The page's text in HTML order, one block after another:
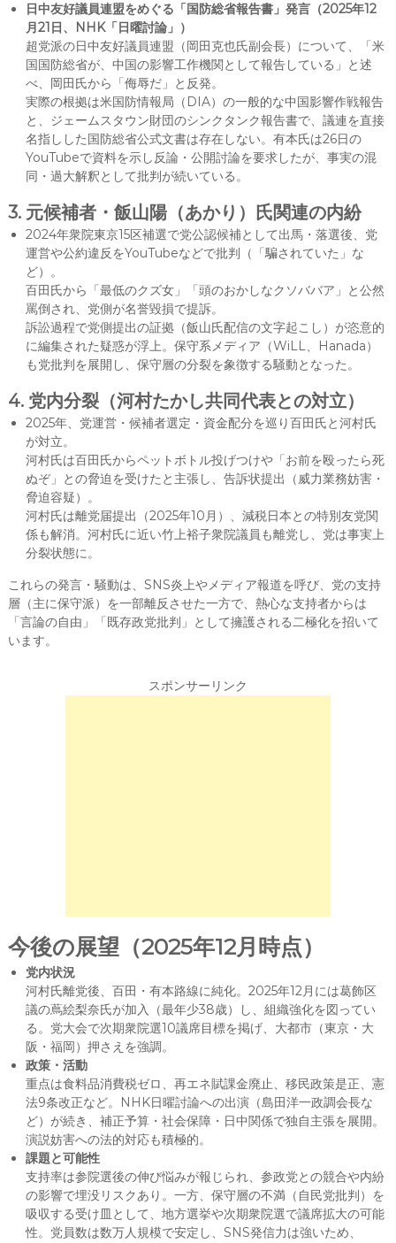
日中友好議員連盟をめぐる「国防総省報告書」発言（2025年12
月21日、NHK「日曜討論」）
超党派の日中友好議員連盟（岡田克也氏副会長）について、「米
国国防総省が、中国の影響工作機関として報告している」と述
べ、岡田氏から「侮辱だ」と反発。
実際の根拠は米国防情報局（DIA）の一般的な中国影響作戦報告
と、ジェームスタウン財団のシンクタンク報告書で、議連を直接
名指しした国防総省公式文書は存在しない。有本氏は26日の
YouTubeで資料を示し反論・公開討論を要求したが、事実の混
同・過大解釈として批判が続いている。
3. 元候補者・飯山陽（あかり）氏関連の内紛
2024年衆院東京15区補選で党公認候補として出馬・落選後、党
運営や公約違反をYouTubeなどで批判（「騙されていた」な
ど）。
百田氏から「最低のクズ女」「頭のおかしなクソババア」と公然
罵倒され、党側が名誉毀損で提訴。
訴訟過程で党側提出の証拠（飯山氏配信の文字起こし）が恣意的
に編集された疑惑が浮上。保守系メディア（WiLL、Hanada）
も党批判を展開し、保守層の分裂を象徴する騒動となった。
4. 党内分裂（河村たかし共同代表との対立）
2025年、党運営・候補者選定・資金配分を巡り百田氏と河村氏
が対立。
河村氏は百田氏からペットボトル投げつけや「お前を殴ったら死
ぬぞ」との脅迫を受けたと主張し、告訴状提出（威力業務妨害・
脅迫容疑）。
河村氏は離党届提出（2025年10月）、減税日本との特別友党関
係も解消。河村氏に近い竹上裕子衆院議員も離党し、党は事実上
分裂状態に。
これらの発言・騒動は、SNS炎上やメディア報道を呼び、党の支持
層（主に保守派）を一部離反させた一方で、熱心な支持者からは
「言論の自由」「既存政党批判」として擁護される二極化を招いて
います。
スポンサーリンク
今後の展望（2025年12月時点）
党内状況
河村氏離党後、百田・有本路線に純化。2025年12月には葛飾区
議の蔦絵梨奈氏が加入（最年少38歳）し、組織強化を図ってい
る。党大会で次期衆院選10議席目標を掲げ、大都市（東京・大
阪・福岡）押さえを強調。
政策・活動
重点は食料品消費税ゼロ、再エネ賦課金廃止、移民政策是正、憲
法9条改正など。NHK日曜討論への出演（島田洋一政調会長な
ど）が続き、補正予算・社会保障・日中関係で独自主張を展開。
演説妨害への法的対応も積極的。
課題と可能性
支持率は参院選後の伸び悩みが報じられ、参政党との競合や内紛
の影響で埋没リスクあり。一方、保守層の不満（自民党批判）を
吸収する受け皿として、地方選挙や次期衆院選で議席拡大の可能
性。党員数は数万人規模で安定し、SNS発信力は強いため、